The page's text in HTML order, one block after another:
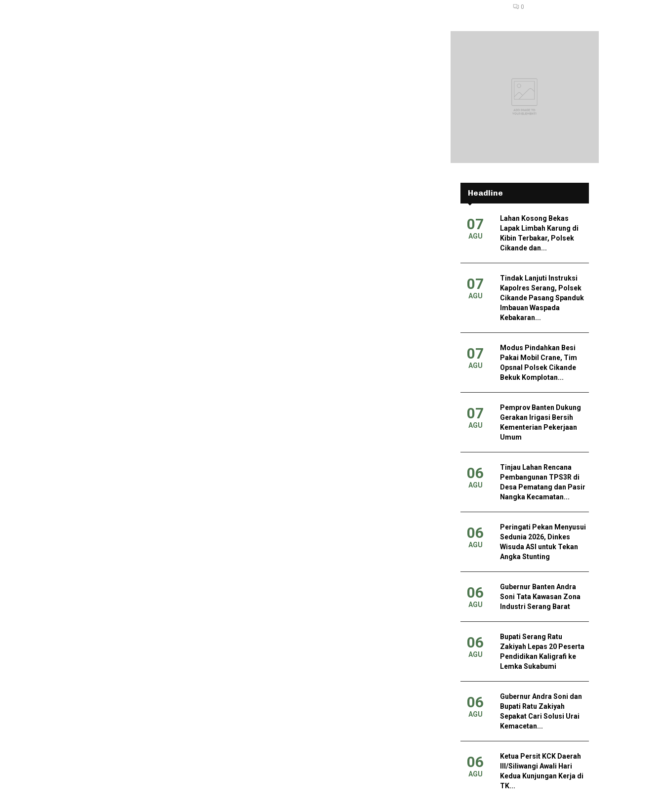
0
Headline
07
AGU
Lahan Kosong Bekas
Lapak Limbah Karung di
Kibin Terbakar, Polsek
Cikande dan...
07
AGU
Tindak Lanjuti Instruksi
Kapolres Serang, Polsek
Cikande Pasang Spanduk
Imbauan Waspada
Kebakaran...
07
AGU
Modus Pindahkan Besi
Pakai Mobil Crane, Tim
Opsnal Polsek Cikande
Bekuk Komplotan...
07
AGU
Pemprov Banten Dukung
Gerakan Irigasi Bersih
Kementerian Pekerjaan
Umum
06
AGU
Tinjau Lahan Rencana
Pembangunan TPS3R di
Desa Pematang dan Pasir
Nangka Kecamatan...
06
AGU
Peringati Pekan Menyusui
Sedunia 2026, Dinkes
Wisuda ASI untuk Tekan
Angka Stunting
06
AGU
Gubernur Banten Andra
Soni Tata Kawasan Zona
Industri Serang Barat
06
AGU
Bupati Serang Ratu
Zakiyah Lepas 20 Peserta
Pendidikan Kaligrafi ke
Lemka Sukabumi
06
AGU
Gubernur Andra Soni dan
Bupati Ratu Zakiyah
Sepakat Cari Solusi Urai
Kemacetan...
06
AGU
Ketua Persit KCK Daerah
III/Siliwangi Awali Hari
Kedua Kunjungan Kerja di
TK...